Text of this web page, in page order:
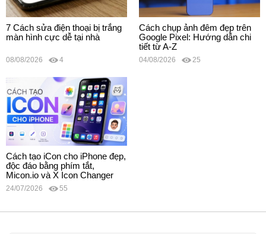
7 Cách sửa điện thoại bị trắng
màn hình cực dễ tại nhà
08/08/2026 4
Cách chụp ảnh đêm đẹp trên
Google Pixel: Hướng dẫn chi
tiết từ A-Z
04/08/2026 25
Cách tạo iCon cho iPhone đẹp,
độc đáo bằng phím tắt,
Micon.io và X Icon Changer
24/07/2026 55